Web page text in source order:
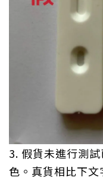
3. 假貨未進行測
色。真貨相比下文